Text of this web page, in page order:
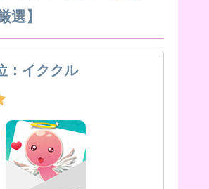
選】
：イククル